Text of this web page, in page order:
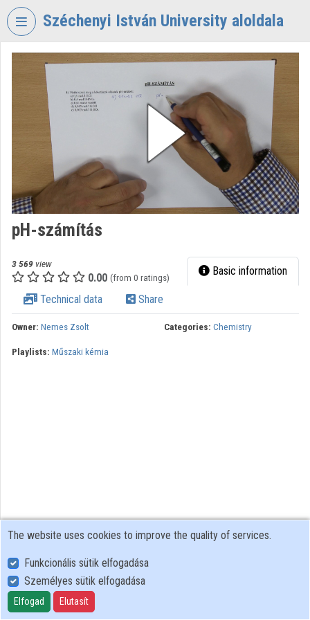
Skip header
Széchenyi István University aloldala
VIDEOTORIUM
SZÉCHENYI
UNIVERSITY
Organization home
Log In
Organization playlists
Organizations
pH-számítás
3 569 view
0.00 (from 0 ratings) Basic information
Technical data Share
Owner: Nemes Zsolt Categories: Chemistry
Playlists: Műszaki kémia
User Policy
Adatkezelési tájékoztató (en)
Cookie Policy
The website uses cookies to improve the quality of services.
Funkcionális sütik elfogadása
Személyes sütik elfogadása
Elfogad Elutasít